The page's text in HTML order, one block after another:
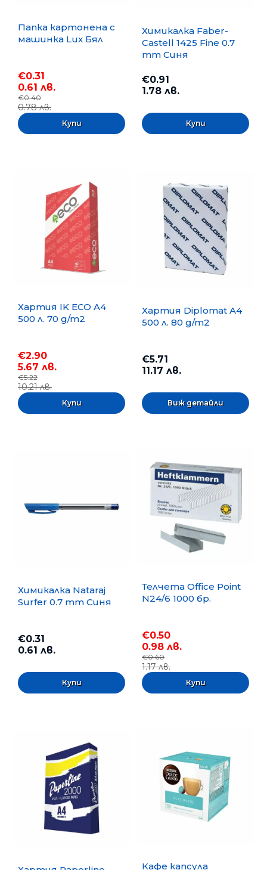
Папка картонена с
машинка Lux Бял
€0.31
0.61 лв.
€0.40
0.78 лв.
Химикалка Faber-
Castell 1425 Fine 0.7
mm Синя
€0.91
1.78 лв.
Хартия IK ECO A4
500 л. 70 g/m2
€2.90
5.67 лв.
€5.22
10.21 лв.
Хартия Diplomat A4
500 л. 80 g/m2
€5.71
11.17 лв.
Виж детайли
Химикалка Nataraj
Surfer 0.7 mm Синя
€0.31
0.61 лв.
Телчета Office Point
N24/6 1000 бр.
€0.50
0.98 лв.
€0.60
1.17 лв.
Кафе капсула